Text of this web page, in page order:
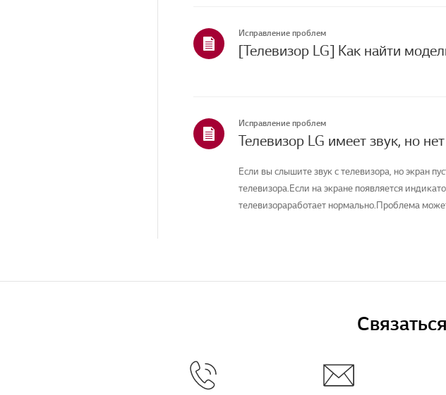
Исправление проблем
[Телевизор LG] Как найти
Исправление проблем
Телевизор LG имеет звук, но
Если вы слышите звук с телевизора, но экран
телевизора.Если на экране появляется
телевизораработает нормально.Проблема